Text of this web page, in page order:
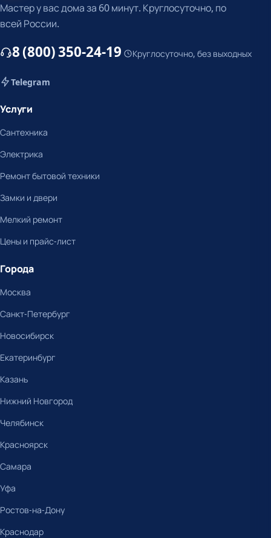
Мастер у вас дома за 60 минут. Круглосуточно, по
всей России.
8 (800) 350-24-19 Круглосуточно, без выходных
Telegram
Услуги
Сантехника
Электрика
Ремонт бытовой техники
Замки и двери
Мелкий ремонт
Цены и прайс-лист
Города
Москва
Санкт-Петербург
Новосибирск
Екатеринбург
Казань
Нижний Новгород
Челябинск
Красноярск
Самара
Уфа
Ростов-на-Дону
Краснодар